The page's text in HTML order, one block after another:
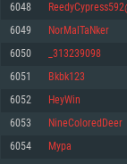
OS: Windows 10 (64 bit)
Processeur: Dual-Core
Mémoire: 4 GB
Carte graphique
GeForce GTX 660. La
Connection: Connexion
Disque dur: 23.1 Go
OS: Mac OS Big Sur
Processeur: Core i5,
pas supportés)
Mémoire: 6 GB
Carte graphique: Intel
résolution minimale
Connection: Connexion
Disque dur: 62,2 Go
OS: Les configurations
Processeur: Dual-Core
Mémoire: 4 GB
Carte graphique:
de même pour AMD
720p)
Connection: Connexion
Disque dur: 62,2 Go
6048
6049 NorMalTaNker
6050 _313239098
6051 Bkbk123
6052 HeyWin
6053 NineColoredDeer
6054 Мyра